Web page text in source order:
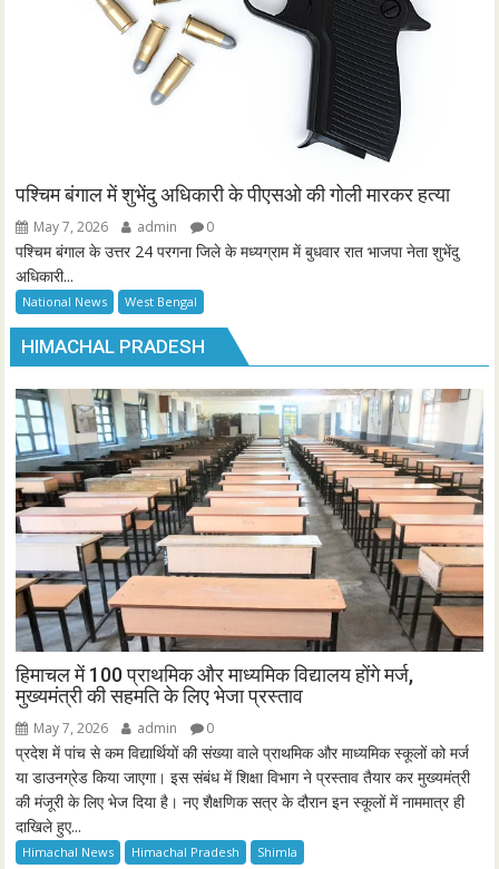
पश्चिम बंगाल में शुभेंदु अधिकारी के पीएसओ की गोली मारकर हत्या
May 7, 2026 admin 0
पश्चिम बंगाल के उत्तर 24 परगना जिले के मध्यग्राम में बुधवार रात भाजपा नेता शुभेंदु
अधिकारी...
National News West Bengal
HIMACHAL PRADESH
हिमाचल में 100 प्राथमिक और माध्यमिक विद्यालय होंगे मर्ज,
मुख्यमंत्री की सहमति के लिए भेजा प्रस्ताव
May 7, 2026 admin 0
प्रदेश में पांच से कम विद्यार्थियों की संख्या वाले प्राथमिक और माध्यमिक स्कूलों को मर्ज
या डाउनग्रेड किया जाएगा। इस संबंध में शिक्षा विभाग ने प्रस्ताव तैयार कर मुख्यमंत्री
की मंजूरी के लिए भेज दिया है। नए शैक्षणिक सत्र के दौरान इन स्कूलों में नाममात्र ही
दाखिले हुए...
Himachal News Himachal Pradesh Shimla